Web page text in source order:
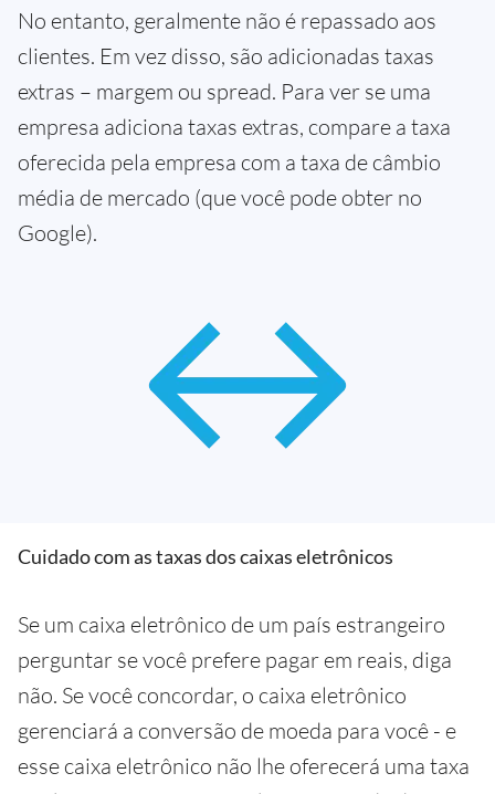
No entanto, geralmente não é repassado aos
clientes. Em vez disso, são adicionadas taxas
extras – margem ou spread. Para ver se uma
empresa adiciona taxas extras, compare a taxa
oferecida pela empresa com a taxa de câmbio
média de mercado (que você pode obter no
Google).
Cuidado com as taxas dos caixas eletrônicos
Se um caixa eletrônico de um país estrangeiro
perguntar se você prefere pagar em reais, diga
não. Se você concordar, o caixa eletrônico
gerenciará a conversão de moeda para você - e
esse caixa eletrônico não lhe oferecerá uma taxa